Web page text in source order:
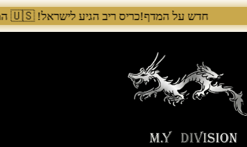
חדש על המדף!כריס ריב הגיע לישראל! 🇺🇸 המלאי הראשון בארץ – עכשיו אצל היבואן הבלעדי לרגל ההשקה, 5% הנחה על כל מוצרי Chris Reeve לזמן מוגבל. בנוסף, הגיע גם מלאי חדש של Benchmade ו־Microtech. לרכישה עכשיו›. >